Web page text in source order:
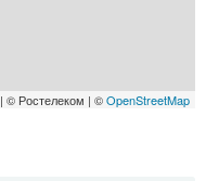
| © Ростелеком | ©OpenStreetMap